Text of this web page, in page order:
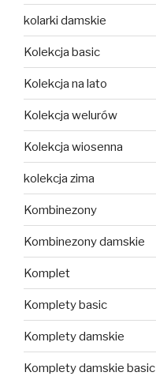
kolarki damskie
Kolekcja basic
Kolekcja na lato
Kolekcja welurów
Kolekcja wiosenna
kolekcja zima
Kombinezony
Kombinezony damskie
Komplet
Komplety basic
Komplety damskie
Komplety damskie basic